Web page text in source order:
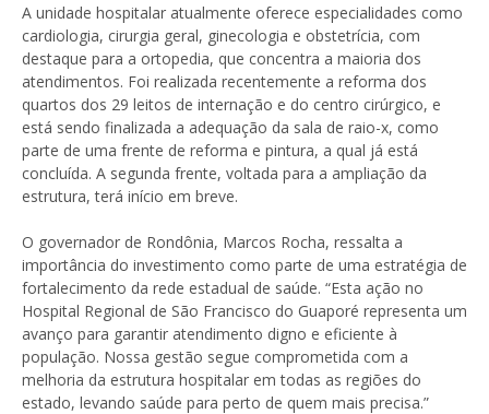
A unidade hospitalar atualmente oferece especialidades como
cardiologia, cirurgia geral, ginecologia e obstetrícia, com
destaque para a ortopedia, que concentra a maioria dos
atendimentos. Foi realizada recentemente a reforma dos
quartos dos 29 leitos de internação e do centro cirúrgico, e
está sendo finalizada a adequação da sala de raio-x, como
parte de uma frente de reforma e pintura, a qual já está
concluída. A segunda frente, voltada para a ampliação da
estrutura, terá início em breve.
O governador de Rondônia, Marcos Rocha, ressalta a
importância do investimento como parte de uma estratégia de
fortalecimento da rede estadual de saúde. “Esta ação no
Hospital Regional de São Francisco do Guaporé representa um
avanço para garantir atendimento digno e eficiente à
população. Nossa gestão segue comprometida com a
melhoria da estrutura hospitalar em todas as regiões do
estado, levando saúde para perto de quem mais precisa.”